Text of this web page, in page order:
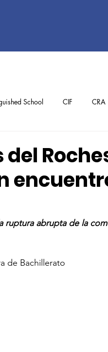
School CIF CRA
ruptura abrupta de la
de Bachillerato